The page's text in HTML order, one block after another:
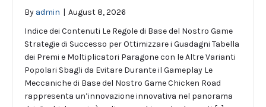
By admin | August 8, 2026
Indice dei Contenuti Le Regole di Base del Nostro Game
Strategie di Successo per Ottimizzare i Guadagni Tabella
dei Premi e Moltiplicatori Paragone con le Altre Varianti
Popolari Sbagli da Evitare Durante il Gameplay Le
Meccaniche di Base del Nostro Game Chicken Road
rappresenta un’innovazione innovativa nel panorama